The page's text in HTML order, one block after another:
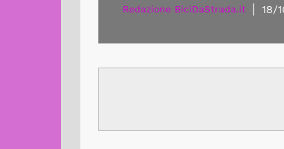
Redazione BiciDaStrada.it | 18/